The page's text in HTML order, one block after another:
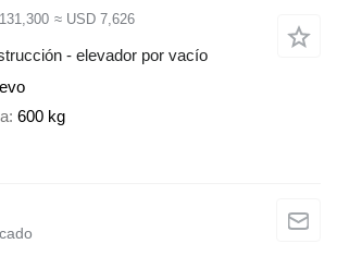
≈ USD 7,626
- elevador por vacío
600 kg